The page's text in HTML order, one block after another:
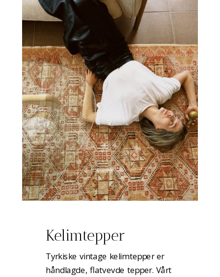
Kelimtepper
Tyrkiske vintage kelimtepper er
håndlagde, flatvevde tepper. Vårt